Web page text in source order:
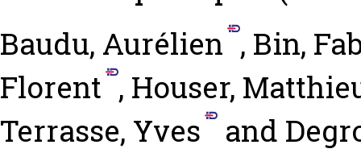
Baudu, Aurélien , Bin,
Florent , Houser,
Terrasse, Yves
and